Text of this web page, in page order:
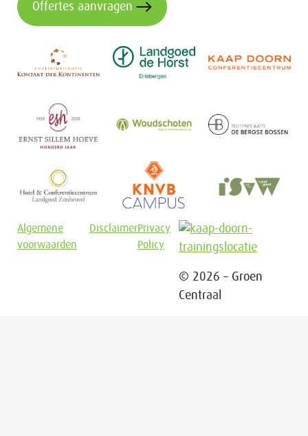
Offertes aanvragen
Algemene
voorwaarden
DisclaimerPrivacy
Policy
© 2026 – Groen
Centraal